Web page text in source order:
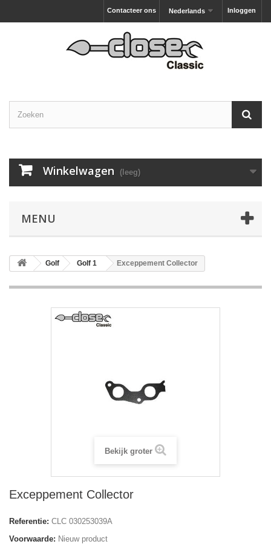
Inloggen
Nederlands
Contacteer ons
Winkelwagen (leeg)
MENU
Golf Golf 1 Exceppement Collector
Bekijk groter
Exceppement Collector
Referentie: CLC 030253039A
Voorwaarde: Nieuw product